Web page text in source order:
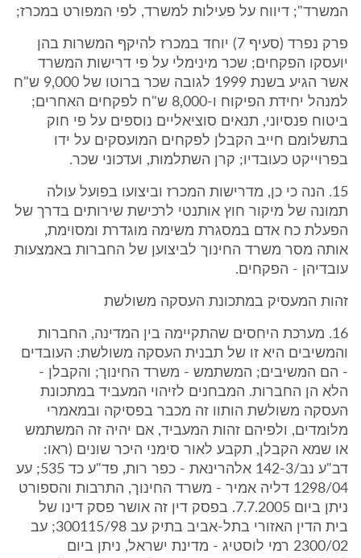
המשרד"; דיווח על פעילות למשרד, לפי המפורט במכרז;
פרק נפרד (סעיף 7) יוחד במכרז להיקף המשרות בהן
יועסקו הפקחים; שכר מינימלי על פי דרישות המשרד
אשר הגיע בשנת 1999 לגובה שכר ברוטו של 9,000 ש"ח
למנהל יחידת הפיקוח ו-8,000 ש"ח לפקחים האחרים;
ביטוח פנסיוני, תנאים סוציאליים נוספים על פי חוק
בתשלומם חייב הקבלן לפקחים המועסקים על ידו
בפרוייקט כעובדיו; קרן השתלמות, ועדכוני שכר.
15. הנה כי כן, מדרישות המכרז וביצועו בפועל עולה
תמונה של מיקור חוץ אותנטי לרכישת שירותים בדרך של
הפעלת כח אדם במסגרת משימה מוגדרת ומסוימת,
אותה מסר משרד החינוך לביצוען של החברות באמצעות
עובדיהן - הפקחים.
זהות המעסיק במתכונת העסקה משולשת
16. מערכת היחסים שהתקיימה בין המדינה, החברות
והמשיבים היא זו של תבנית העסקה משולשת: העובדים
- הם המשיבים; המשתמש - משרד החינוך; והקבלן -
הלא הן החברות. המבחנים לזיהוי המעביד במתכונת
העסקה משולשת הותוו זה מכבר בפסיקה ובמאמרי
מלומדים, ולפיהם זהות המעביד, אם יהיה זה המשתמש
או שמא הקבלן, תקבע לאור סימני היכר שונים (ראו:
דב"ע נב/142-3 אלהרינאת - כפר רות, פד"ע כד 535; עע
1298/04 דליה אמיר - משרד החינוך, התרבות והספורט
ניתן ביום 7.7.2005. בפסק דין זה אושר פסק דינו של
בית הדין האזורי בתל-אביב בתיק עב 300115/98; עב
2300/02 רמי לוסטיג - מדינת ישראל, ניתן ביום